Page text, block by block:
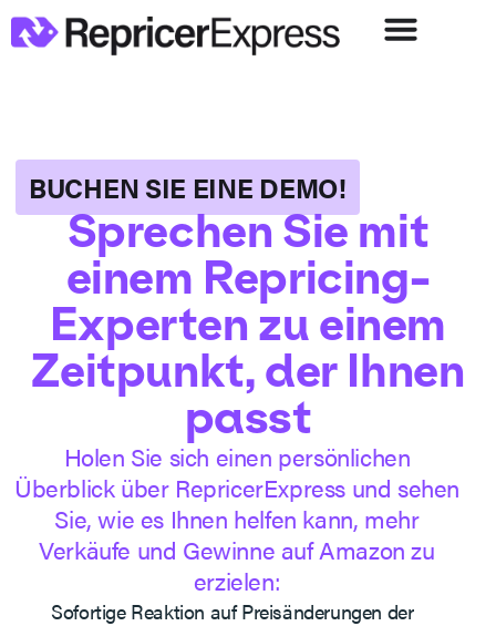
BUCHEN SIE EINE DEMO!
Sprechen Sie mit
einem Repricing-
Experten zu einem
Zeitpunkt, der Ihnen
passt
Holen Sie sich einen persönlichen
Überblick über RepricerExpress und sehen
Sie, wie es Ihnen helfen kann, mehr
Verkäufe und Gewinne auf Amazon zu
erzielen:
Sofortige Reaktion auf Preisänderungen der